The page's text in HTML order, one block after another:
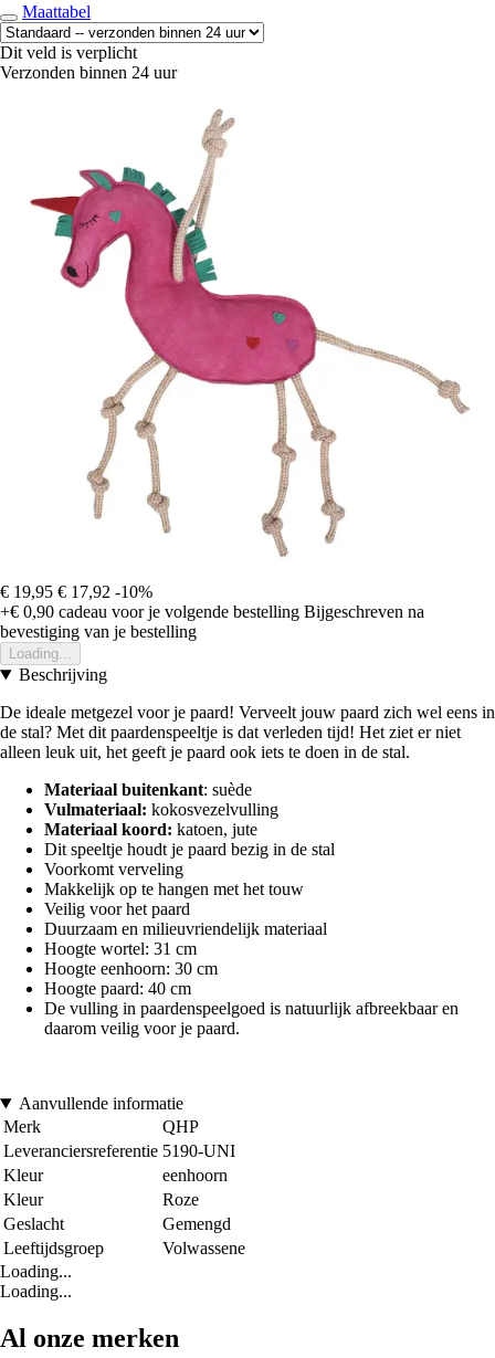
Maattabel
Dit veld is verplicht
Verzonden binnen 24 uur
€ 19,95 € 17,92 -10%
+€ 0,90 cadeau voor je volgende bestelling Bijgeschreven na
bevestiging van je bestelling
Loading...
Beschrijving
De ideale metgezel voor je paard! Verveelt jouw paard zich wel eens in
de stal? Met dit paardenspeeltje is dat verleden tijd! Het ziet er niet
alleen leuk uit, het geeft je paard ook iets te doen in de stal.
Materiaal buitenkant: suède
Vulmateriaal: kokosvezelvulling
Materiaal koord: katoen, jute
Dit speeltje houdt je paard bezig in de stal
Voorkomt verveling
Makkelijk op te hangen met het touw
Veilig voor het paard
Duurzaam en milieuvriendelijk materiaal
Hoogte wortel: 31 cm
Hoogte eenhoorn: 30 cm
Hoogte paard: 40 cm
De vulling in paardenspeelgoed is natuurlijk afbreekbaar en
daarom veilig voor je paard.
Aanvullende informatie
Merk
QHP
Leveranciersreferentie 5190-UNI
Kleur
eenhoorn
Kleur
Roze
Geslacht
Gemengd
Leeftijdsgroep
Volwassene
Loading...
Loading...
Al onze merken